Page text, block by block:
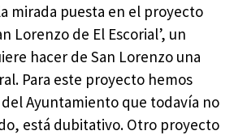
mirada puesta en el proyecto
Lorenzo de El Escorial’, un
hacer de San Lorenzo una
Para este proyecto hemos
Ayuntamiento que todavía no
está dubitativo. Otro proyecto